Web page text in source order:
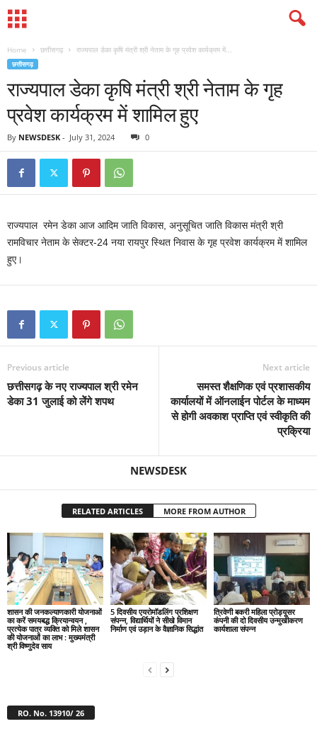
Home छत्तीसगढ़ राज्यपाल डेका कृषि मंत्री श्री नेताम के गृह प्रवेश कार्यक्रम में...
छत्तीसगढ़
राज्यपाल डेका कृषि मंत्री श्री नेताम के गृह
प्रवेश कार्यक्रम में शामिल हुए
By NEWSDESK - July 31, 2024 0
राज्यपाल रमेन डेका आज आदिम जाति विकास, अनुसूचित जाति विकास मंत्री श्री
रामविचार नेताम के सेक्टर-24 नया रायपुर स्थित निवास के गृह प्रवेश कार्यक्रम में शामिल
हुए।
Previous article
छत्तीसगढ़ के नए राज्यपाल श्री रमेन
डेका 31 जुलाई को लेेंगे शपथ
Next article
समस्त शैक्षणिक एवं प्रशासकीय
कार्यालयों में ऑनलाईन पोर्टल के माध्यम
से होगी अवकाश प्राप्ति एवं स्वीकृति की
प्रक्रिया
NEWSDESK
RELATED ARTICLES MORE FROM AUTHOR
शासन की जनकल्याणकारी योजनाओं
का करें समयबद्ध क्रियान्वयन ,
प्रत्येक पात्र व्यक्ति को मिले शासन
की योजनाओं का लाभ : मुख्यमंत्री
श्री विष्णुदेव साय
5 दिवसीय एयरोमॉडलिंग प्रशिक्षण
संपन्न, विद्यार्थियों ने सीखे विमान
निर्माण एवं उड़ान के वैज्ञानिक सिद्धांत
त्रिवेणी बकरी महिला प्रोड्यूसर
कंपनी की दो दिवसीय उन्मुखीकरण
कार्यशाला संपन्न
RO. No. 13910/ 26